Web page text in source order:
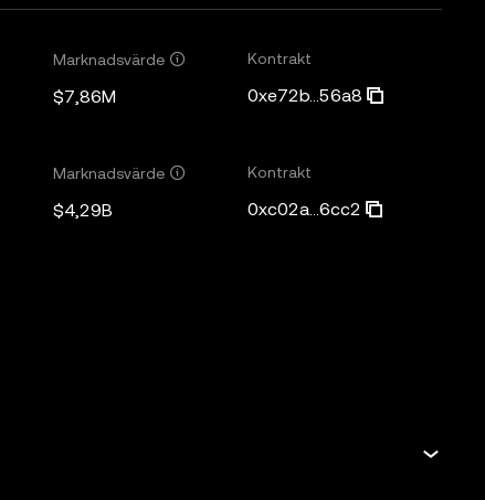
Marknadsvärde
$7,86M
Kontrakt
0xe72b...56a8
Marknadsvärde
$4,29B
Kontrakt
0xc02a...6cc2